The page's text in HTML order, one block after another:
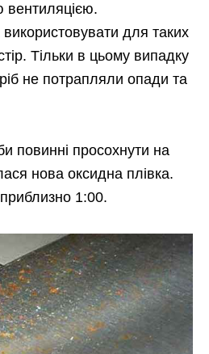
вентиляцією.
для таких
Тільки в цьому випадку
не потрапляли опади та
повинні просохнути на
нова оксидна плівка.
1:00.